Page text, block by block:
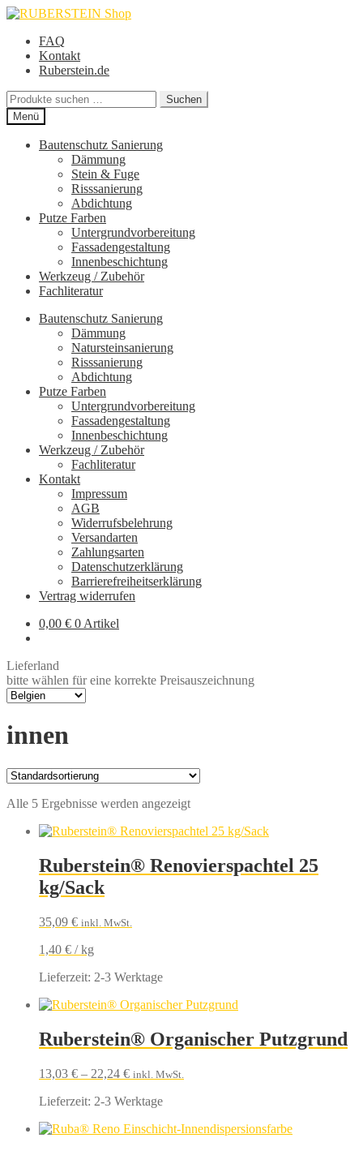
Zur
springen
Zum
springenFAQ
Kontakt
Ruberstein.de
Suche
nach:
Suchen
Menü
Bautenschutz Sanierung
Dämmung
Stein & Fuge
Risssanierung
Abdichtung
Putze Farben
Untergrundvorbereitung
Fassadengestaltung
Innenbeschichtung
Werkzeug / Zubehör
Fachliteratur
Bautenschutz Sanierung
Dämmung
Natursteinsanierung
Risssanierung
Abdichtung
Putze Farben
Untergrundvorbereitung
Fassadengestaltung
Innenbeschichtung
Werkzeug / Zubehör
Fachliteratur
Kontakt
Impressum
AGB
Widerrufsbelehrung
Versandarten
Zahlungsarten
Datenschutzerklärung
Barrierefreiheitserklärung
Vertrag widerrufen
0,00 € 0 Artikel
Lieferland
bitte wählen für eine korrekte Preisauszeichnung
innen
Alle 5 Ergebnisse werden angezeigt
Ruberstein® Renovierspachtel 25
kg/Sack
35,09 € inkl. MwSt.
1,40 € /kg
Lieferzeit: 2-3 Werktage
Ruberstein® Organischer Putzgrund
13,03 € – 22,24 € inkl. MwSt.
Lieferzeit: 2-3 Werktage